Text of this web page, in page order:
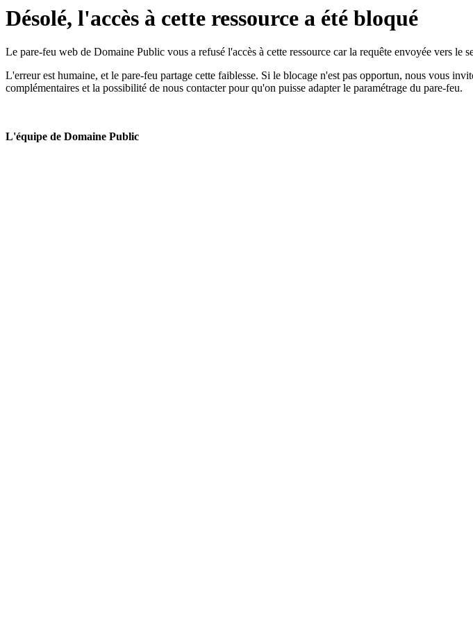
Désolé, l'accès à cette ressource a été bloqué
Le pare-feu web de Domaine Public vous a refusé l'accès à cette ressource car la requête envoyée vers le
L'erreur est humaine, et le pare-feu partage cette faiblesse. Si le blocage n'est pas opportun, nous vous
complémentaires et la possibilité de nous contacter pour qu'on puisse adapter le paramétrage du pare-feu.
L'équipe de Domaine Public